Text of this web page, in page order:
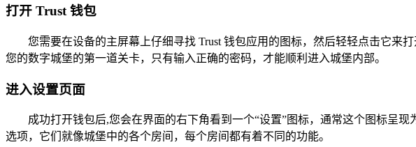
打开 Trust 钱包
您需要在设备的主屏幕上仔细寻找 Trust 钱包应用的图标，然后轻轻点击它来
您的数字城堡的第一道关卡，只有输入正确的密码，才能顺利进入城堡内部。
进入设置页面
成功打开钱包后,您会在界面的右下角看到一个“设置”图标，通常这个图标呈
选项，它们就像城堡中的各个房间，每个房间都有着不同的功能。